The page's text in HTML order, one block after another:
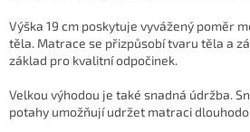
k
y
p
i
Výška 19 cm poskytuje vyvážený poměr
těla. Matrace se přizpůsobí tvaru těla a
základ pro kvalitní odpočinek.
Velkou výhodou je také snadná údržba.
potahy umožňují udržet matraci